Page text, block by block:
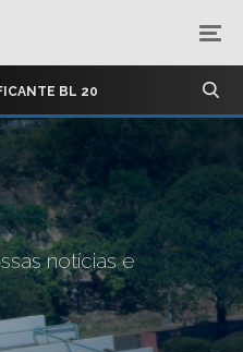
BL 20
notícias e